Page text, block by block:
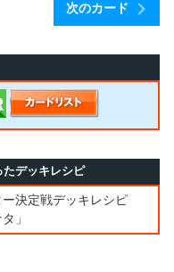
次のカード
たデッキレシピ
決定戦デッキレシピ
」